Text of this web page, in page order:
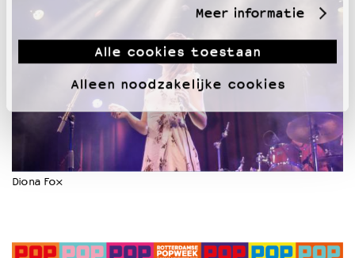
Meer informatie
Alle cookies toestaan
Alleen noodzakelijke cookies
Diona Fox